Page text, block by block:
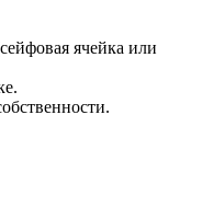
ячейка или